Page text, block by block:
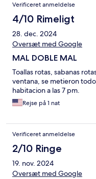
Verificeret anmeldelse
4/10 Rimeligt
28. dec. 2024
Oversæt med Google
MAL DOBLE MAL
Toallas rotas, sabanas
ventana, se metieron
habitacion a las 7 pm.
Rejse på 1 nat
Verificeret anmeldelse
2/10 Ringe
19. nov. 2024
Oversæt med Google